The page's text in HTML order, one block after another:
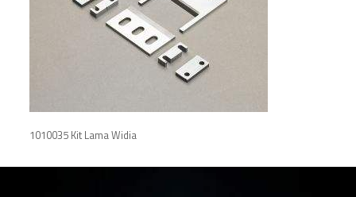
1010035 Kit Lama Widia